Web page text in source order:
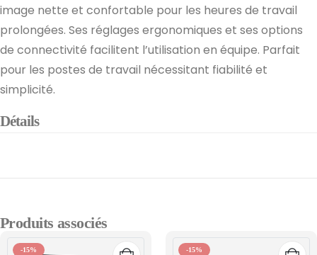
image nette et confortable pour les heures de travail
prolongées. Ses réglages ergonomiques et ses options
de connectivité facilitent l’utilisation en équipe. Parfait
pour les postes de travail nécessitant fiabilité et
simplicité.
Détails
Produits associés
-15% -15%